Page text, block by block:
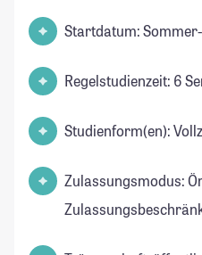
Startdatum:
Regelstudienzeit: 6
Studienform(en):
Zulassungsmodus: